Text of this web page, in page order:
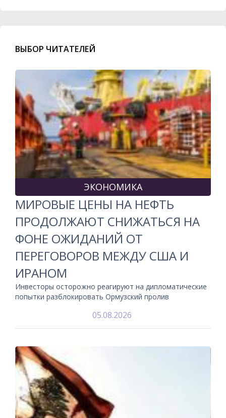
ВЫБОР ЧИТАТЕЛЕЙ
ЭКОНОМИКА
МИРОВЫЕ ЦЕНЫ НА НЕФТЬ
ПРОДОЛЖАЮТ СНИЖАТЬСЯ НА
ФОНЕ ОЖИДАНИЙ ОТ
ПЕРЕГОВОРОВ МЕЖДУ США И
ИРАНОМ
Инвесторы осторожно реагируют на дипломатические
попытки разблокировать Ормузский пролив
05.08.2026